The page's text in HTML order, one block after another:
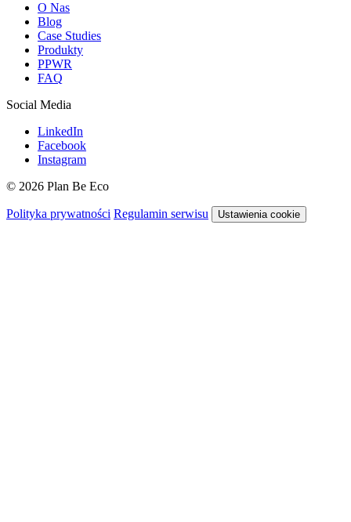
O Nas
Blog
Case Studies
Produkty
PPWR
FAQ
Social Media
LinkedIn
Facebook
Instagram
© 2026 Plan Be Eco
Polityka prywatności Regulamin serwisu Ustawienia cookie